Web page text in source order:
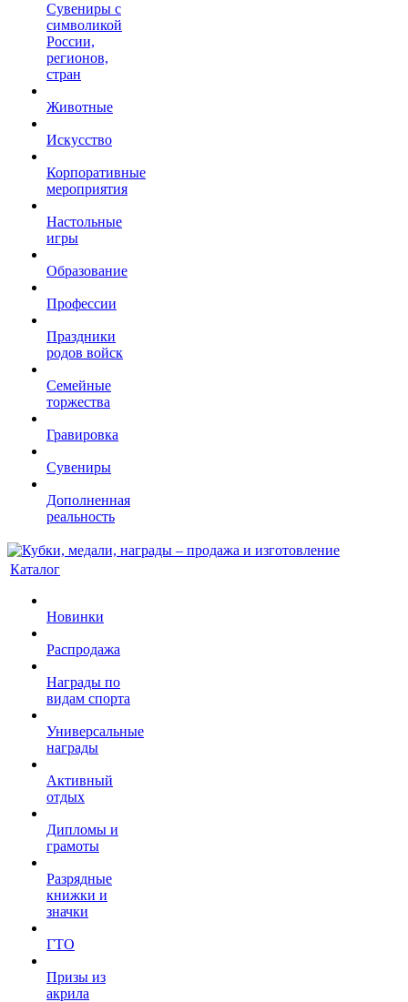
Сувениры с
символикой
России,
регионов,
стран
Животные
Искусство
Корпоративные
мероприятия
Настольные
игры
Образование
Профессии
Праздники
родов войск
Семейные
торжества
Гравировка
Сувениры
Дополненная
реальность
Каталог
Новинки
Распродажа
Награды по
видам спорта
Универсальные
награды
Активный
отдых
Дипломы и
грамоты
Разрядные
книжки и
значки
ГТО
Призы из
акрила